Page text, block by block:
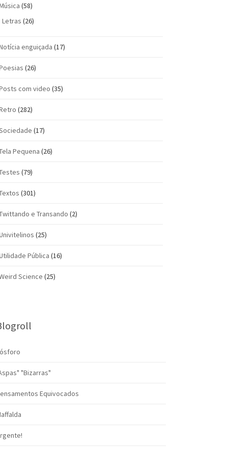
(58)
Letras (26)
enguiçada (17)
(26)
com vi­deo (35)
(282)
(17)
Pequena (26)
(79)
(301)
e Transando (2)
(25)
Pública (16)
Science (25)
"Bizarras"
Equivocados